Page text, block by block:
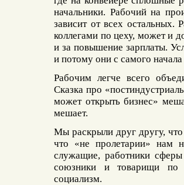
начальники. Рабочий на
зависит от всех остальных.
коллегами по цеху, может и
и за повышение зарплаты.
и потому они с самого
Рабочим легче всего
Сказка про
может открыть бизнес»
мешает.
Мы раскрыли друг другу, что
что «не пролетарии» нам
служащие, работники
союзники и товарищи по
социализм.